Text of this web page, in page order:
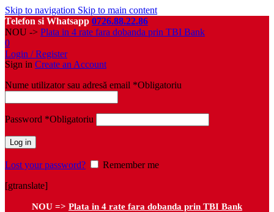
Skip to navigation Skip to main content
Telefon si Whatsapp 0726.88.22.86
NOU -> Plata in 4 rate fara dobanda prin TBI Bank
0
Login / Register
Sign in Create an Account
Nume utilizator sau adresă email *Obligatoriu
Password *Obligatoriu
Log in
Lost your password?
Remember me
[gtranslate]
NOU => Plata in 4 rate fara dobanda prin TBI Bank